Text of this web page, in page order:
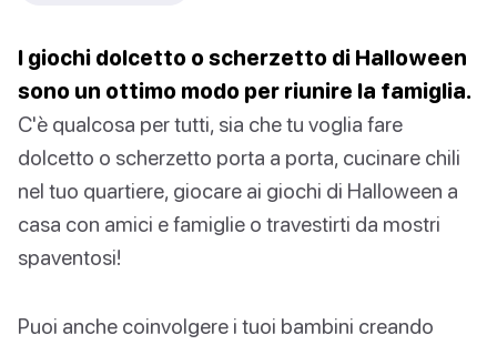
I giochi dolcetto o scherzetto di Halloween
sono un ottimo modo per riunire la famiglia.
C'è qualcosa per tutti, sia che tu voglia fare
dolcetto o scherzetto porta a porta, cucinare chili
nel tuo quartiere, giocare ai giochi di Halloween a
casa con amici e famiglie o travestirti da mostri
spaventosi!
Puoi anche coinvolgere i tuoi bambini creando